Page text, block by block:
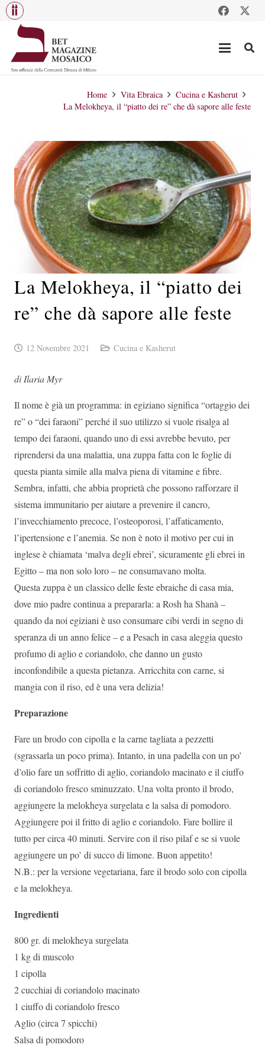
Home Vita Ebraica
Cucina e Kasherut
La Melokheya, il “piatto dei re” che dà sapore alle feste
La Melokheya, il “piatto dei
re” che dà sapore alle feste
12 Novembre 2021 Cucina e Kasherut
di Ilaria Myr
Il nome è già un programma: in egiziano significa “ortaggio dei
re” o “dei faraoni” perché il suo utilizzo si vuole risalga al
tempo dei faraoni, quando uno di essi avrebbe bevuto, per
riprendersi da una malattia, una zuppa fatta con le foglie di
questa pianta simile alla malva piena di vitamine e fibre.
Sembra, infatti, che abbia proprietà che possono rafforzare il
sistema immunitario per aiutare a prevenire il cancro,
l’invecchiamento precoce, l’osteoporosi, l’affaticamento,
l’ipertensione e l’anemia. Se non è noto il motivo per cui in
inglese è chiamata ‘malva degli ebrei’, sicuramente gli ebrei in
Egitto – ma non solo loro – ne consumavano molta.
Questa zuppa è un classico delle feste ebraiche di casa mia,
dove mio padre continua a prepararla: a Rosh ha Shanà –
quando da noi egiziani è uso consumare cibi verdi in segno di
speranza di un anno felice – e a Pesach in casa aleggia questo
profumo di aglio e coriandolo, che danno un gusto
inconfondibile a questa pietanza. Arricchita con carne, si
mangia con il riso, ed è una vera delizia!
Preparazione
Fare un brodo con cipolla e la carne tagliata a pezzetti
(sgrassarla un poco prima). Intanto, in una padella con un po’
d’olio fare un soffritto di aglio, coriandolo macinato e il ciuffo
di coriandolo fresco sminuzzato. Una volta pronto il brodo,
aggiungere la melokheya surgelata e la salsa di pomodoro.
Aggiungere poi il fritto di aglio e coriandolo. Fare bollire il
tutto per circa 40 minuti. Servire con il riso pilaf e se si vuole
aggiungere un po’ di succo di limone. Buon appetito!
N.B.: per la versione vegetariana, fare il brodo solo con cipolla
e la melokheya.
Ingredienti
800 gr. di melokheya surgelata
1 kg di muscolo
1 cipolla
2 cucchiai di coriandolo macinato
1 ciuffo di coriandolo fresco
Aglio (circa 7 spicchi)
Salsa di pomodoro